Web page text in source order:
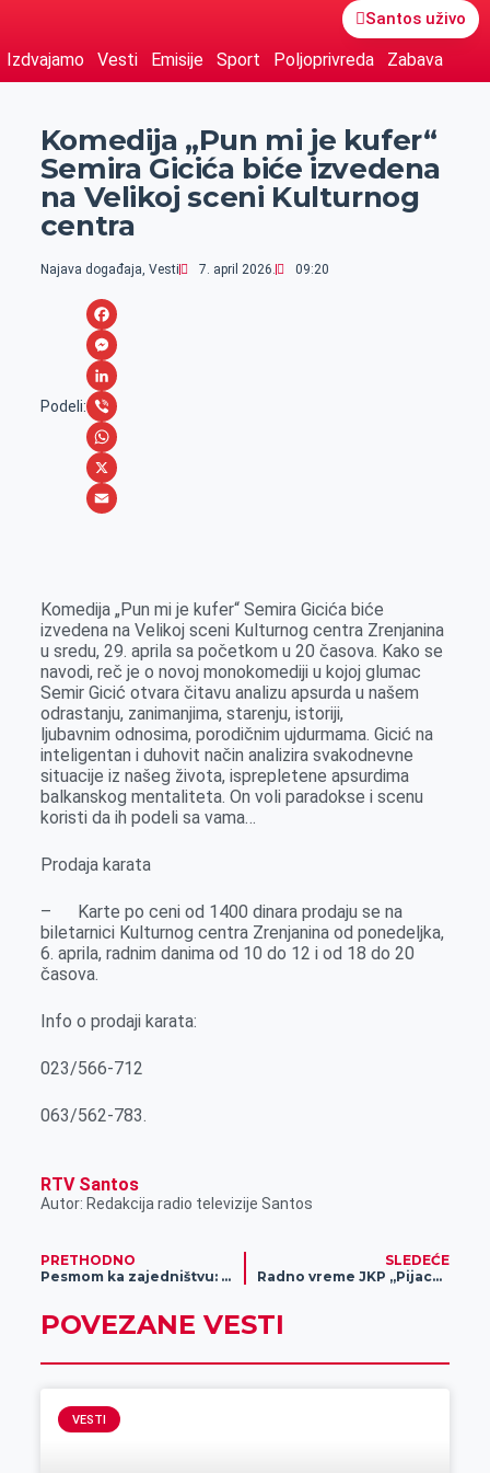
Santos uživo
Izdvajamo Vesti Emisije Sport Poljoprivreda Zabava
Komedija „Pun mi je kufer“
Semira Gicića biće izvedena
na Velikoj sceni Kulturnog
centra
Najava događaja, Vesti 7. april 2026. 09:20
Podeli:
F
a
c
e
b
o
M
e
s
s
e
r
L
i
n
k
n
V
i
b
W
h
A
p
p
X
i
l
Komedija „Pun mi je kufer“ Semira Gicića biće
izvedena na Velikoj sceni Kulturnog centra Zrenjanina
u sredu, 29. aprila sa početkom u 20 časova. Kako se
navodi, reč je o novoj monokomediji u kojoj glumac
Semir Gicić otvara čitavu analizu apsurda u našem
odrastanju, zanimanjima, starenju, istoriji,
ljubavnim odnosima, porodičnim ujdurmama. Gicić na
inteligentan i duhovit način analizira svakodnevne
situacije iz našeg života, isprepletene apsurdima
balkanskog mentaliteta. On voli paradokse i scenu
koristi da ih podeli sa vama…
Prodaja karata
– Karte po ceni od 1400 dinara prodaju se na
biletarnici Kulturnog centra Zrenjanina od ponedeljka,
6. aprila, radnim danima od 10 do 12 i od 18 do 20
časova.
Info o prodaji karata:
023/566-712
063/562-783.
RTV Santos
Autor: Redakcija radio televizije Santos
PRETHODNO
Pesmom ka zajedništvu: Pannonica oduševila publiku u Brčkom
SLEDEĆE
Radno vreme JKP „Pijace i parkinzi“ tokom predstojećih uskršnjih praznika
POVEZANE VESTI
VESTI